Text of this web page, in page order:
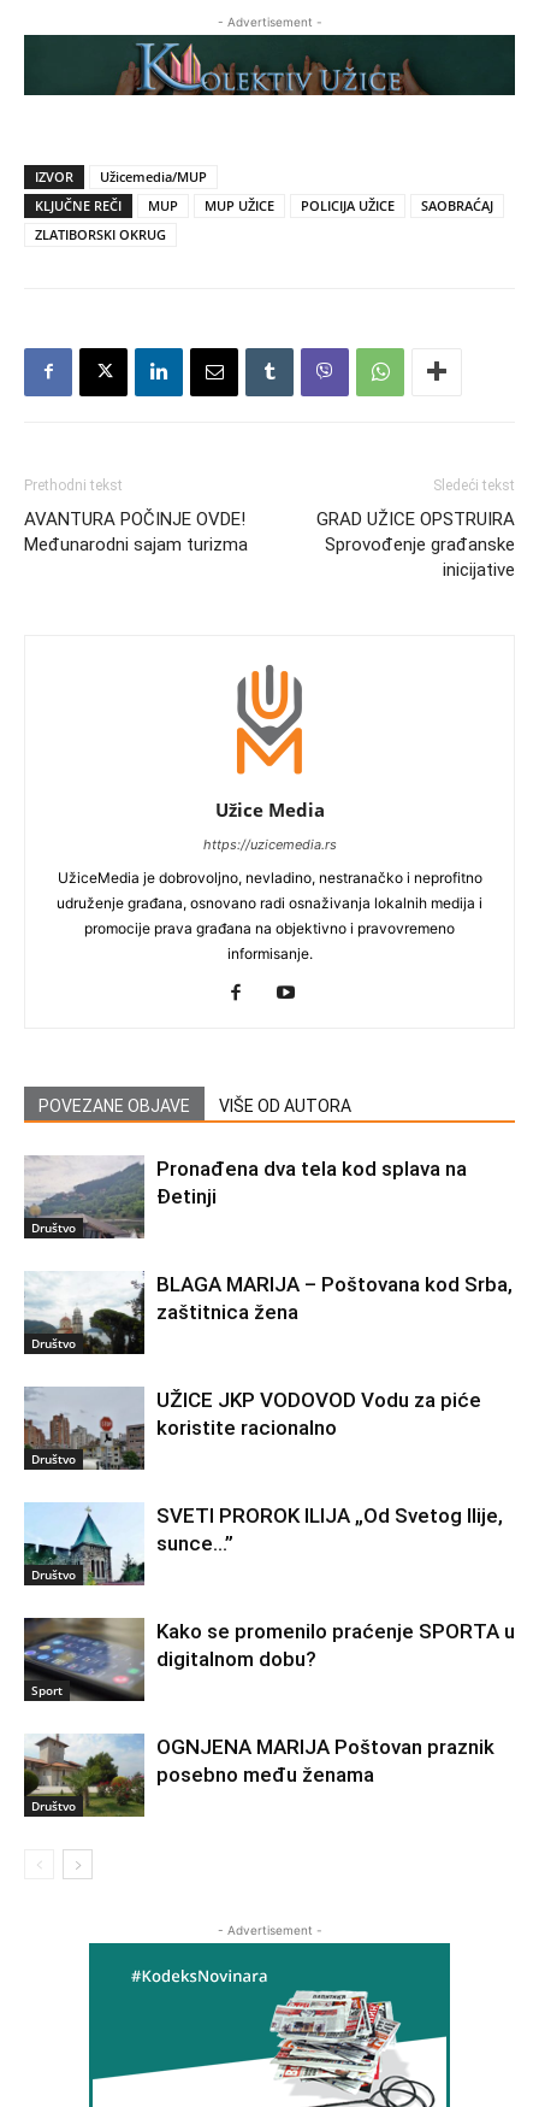
- Advertisement -
IZVOR
Užicemedia/MUP
KLJUČNE REČI
MUP MUP UŽICE POLICIJA UŽICE
SAOBRAĆAJ
ZLATIBORSKI OKRUG
Prethodni tekst
AVANTURA POČINJE OVDE!
Međunarodni sajam turizma
Sledeći tekst
GRAD UŽICE OPSTRUIRA
Sprovođenje građanske
inicijative
Užice Media
https://uzicemedia.rs
UžiceMedia je dobrovoljno, nevladino, nestranačko i neprofitno
udruženje građana, osnovano radi osnaživanja lokalnih medija i
promocije prava građana na objektivno i pravovremeno
informisanje.
POVEZANE OBJAVE VIŠE OD AUTORA
Društvo
Pronađena dva tela kod splava na
Đetinji
Društvo
BLAGA MARIJA – Poštovana kod Srba,
zaštitnica žena
Društvo
UŽICE JKP VODOVOD Vodu za piće
koristite racionalno
Društvo
SVETI PROROK ILIJA „Od Svetog Ilije,
sunce…”
Sport
Kako se promenilo praćenje SPORTA u
digitalnom dobu?
Društvo
OGNJENA MARIJA Poštovan praznik
posebno među ženama
- Advertisement -